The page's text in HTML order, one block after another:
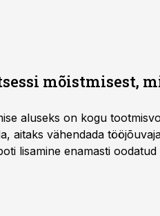
mõistmisest,
aluseks on kogu
aitaks vähendada
lisamine enamasti